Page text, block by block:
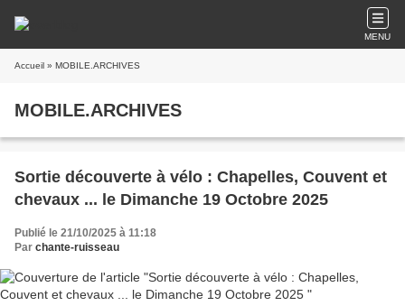
MENU
Accueil » MOBILE.ARCHIVES
MOBILE.ARCHIVES
Sortie découverte à vélo : Chapelles, Couvent et
chevaux ... le Dimanche 19 Octobre 2025
Publié le 21/10/2025 à 11:18
Par chante-ruisseau